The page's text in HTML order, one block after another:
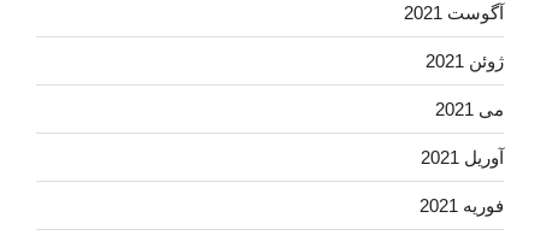
آگوست 2021
ژوئن 2021
می 2021
آوریل 2021
فوریه 2021